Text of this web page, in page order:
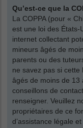
Qu’est-ce que la
La COPPA (pour «
est une loi des États-
internet collectant
mineurs âgés de
parents ou des
ne savez pas si cette
âgés de moins de 13
conseillons de
renseigner. Veuillez
propriétaires de ce
d’assistance légale